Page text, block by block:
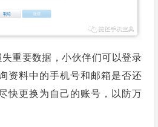
重要数据，小伙伴们可以登录
资料中的手机号和邮箱是否还
快更换为自己的账号，以防万